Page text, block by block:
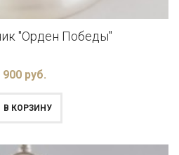
"Орден Победы"
900 руб.
В КОРЗИНУ